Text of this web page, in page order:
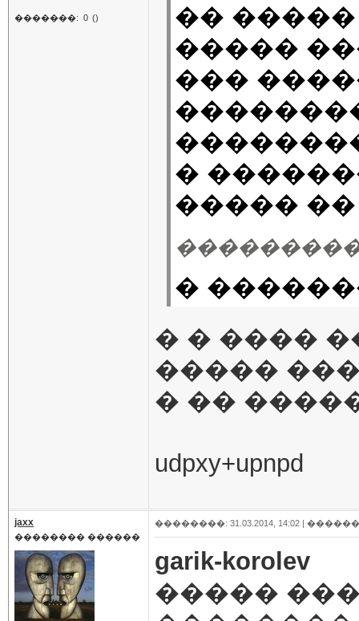
�������: 0 ()
��
�����
���
�
�����
���������
�
� � ����
�����
� ��
udpxy+upnpd
jaxx
�������� ������
��������: 31.03.2014, 14:02 |
garik-korolev
�����